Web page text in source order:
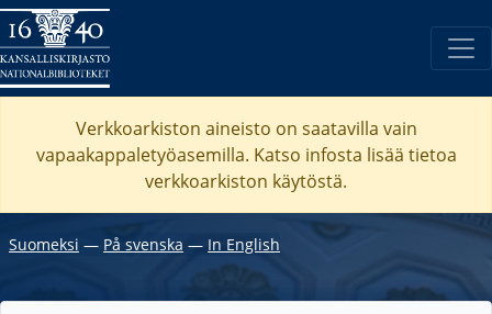
Verkkoarkiston aineisto on saatavilla vain
vapaakappaletyöasemilla. Katso infosta lisää tietoa
verkkoarkiston käytöstä.
Suomeksi ― På svenska ― In English